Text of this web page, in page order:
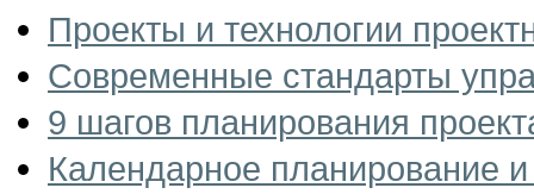
Проекты и технологии
Современные стандарты
9 шагов планирования
Календарное планирование